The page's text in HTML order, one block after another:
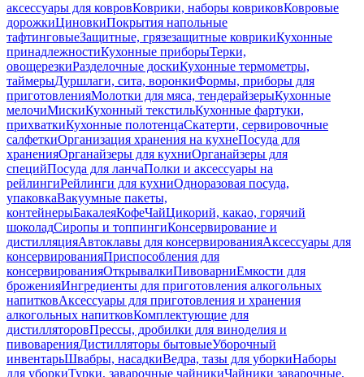
аксессуары для ковровКоврики, наборы ковриковКовровые
дорожкиЦиновкиПокрытия напольные
тафтинговыеЗащитные, грязезащитные коврикиКухонные
принадлежностиКухонные приборыТерки,
овощерезкиРазделочные доскиКухонные термометры,
таймерыДуршлаги, сита, воронкиФормы, приборы для
приготовленияМолотки для мяса, тендерайзерыКухонные
мелочиМискиКухонный текстильКухонные фартуки,
прихваткиКухонные полотенцаСкатерти, сервировочные
салфеткиОрганизация хранения на кухнеПосуда для
храненияОрганайзеры для кухниОрганайзеры для
специйПосуда для ланчаПолки и аксессуары на
рейлингиРейлинги для кухниОдноразовая посуда,
упаковкаВакуумные пакеты,
контейнерыБакалеяКофеЧайЦикорий, какао, горячий
шоколадСиропы и топпингиКонсервирование и
дистилляцияАвтоклавы для консервированияАксессуары для
консервированияПриспособления для
консервированияОткрывалкиПивоварниЕмкости для
броженияИнгредиенты для приготовления алкогольных
напитковАксессуары для приготовления и хранения
алкогольных напитковКомплектующие для
дистилляторовПрессы, дробилки для виноделия и
пивоваренияДистилляторы бытовыеУборочный
инвентарьШвабры, насадкиВедра, тазы для уборкиНаборы
для уборкиТурки, заварочные чайникиЧайники заварочные,